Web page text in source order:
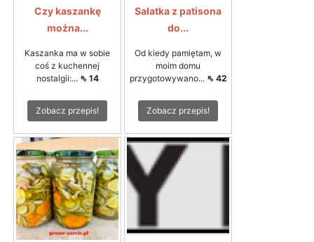
Czy kaszankę
można...
Kaszanka ma w sobie
coś z kuchennej
nostalgii:... ⇖ 14
Zobacz przepis!
Sałatka z patisona
do...
Od kiedy pamiętam, w
moim domu
przygotowywano... ⇖ 42
Zobacz przepis!